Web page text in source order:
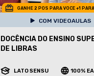
GANHE 2 POS PARA VOCE +1
COM VIDEOAULAS
DOCÊNCIA DO ENSINO
DE LIBRAS
LATO SENSU 100%